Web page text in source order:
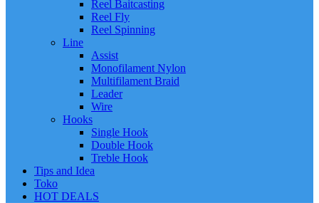
Reel Baitcasting
Reel Fly
Reel Spinning
Line
Assist
Monofilament Nylon
Multifilament Braid
Leader
Wire
Hooks
Single Hook
Double Hook
Treble Hook
Tips and Idea
Toko
HOT DEALS